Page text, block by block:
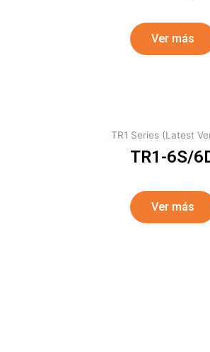
Ver más
TR1 Series (Latest
TR1-6S/
Ver más